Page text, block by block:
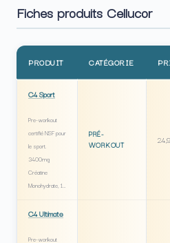
Fiches produits Cellucor
PRODUIT CATÉGORIE
C4 Sport
Pre-workout
certifié NSF pour
le sport.
3400mg
Créatine
Monohydrate, 1…
PRÉ-
WORKOUT
C4 Ultimate
Pre-workout